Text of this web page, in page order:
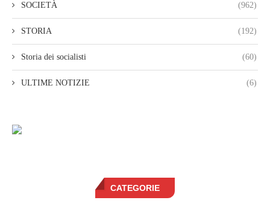
SOCIETÀ (962)
STORIA (192)
Storia dei socialisti (60)
ULTIME NOTIZIE (6)
CATEGORIE